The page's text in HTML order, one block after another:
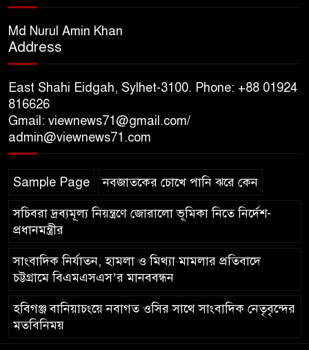
গভীর শ্রদ্ধা নিবেদন
শতাংশই সিলেটি
হাসপাতালে ৩৫১ জন
Md Nurul Amin Khan
Address
East Shahi Eidgah, Sylhet-3100. Phone: +88 01924
816626
Gmail: viewnews71@gmail.com/
admin@viewnews71.com
Sample Page নবজাতকের চোখে পানি ঝরে কেন
সচিবরা দ্রব্যমূল্য নিয়ন্ত্রণে জোরালো ভূমিকা নিতে নির্দেশ-
প্রধানমন্ত্রীর
সাংবাদিক নির্যাতন, হামলা ও মিথ্যা মামলার প্রতিবাদে
চট্টগ্রামে বিএমএসএস’র মানববন্ধন
হবিগঞ্জ বানিয়াচংয়ে নবাগত ওসির সাথে সাংবাদিক নেতৃবৃন্দের
মতবিনিময়